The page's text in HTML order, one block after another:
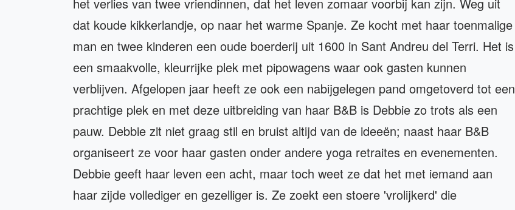
het verlies van twee vriendinnen, dat het leven zomaar voorbij kan zijn. Weg uit
dat koude kikkerlandje, op naar het warme Spanje. Ze kocht met haar toenmalige
man en twee kinderen een oude boerderij uit 1600 in Sant Andreu del Terri. Het is
een smaakvolle, kleurrijke plek met pipowagens waar ook gasten kunnen
verblijven. Afgelopen jaar heeft ze ook een nabijgelegen pand omgetoverd tot een
prachtige plek en met deze uitbreiding van haar B&B is Debbie zo trots als een
pauw. Debbie zit niet graag stil en bruist altijd van de ideeën; naast haar B&B
organiseert ze voor haar gasten onder andere yoga retraites en evenementen.
Debbie geeft haar leven een acht, maar toch weet ze dat het met iemand aan
haar zijde vollediger en gezelliger is. Ze zoekt een stoere 'vrolijkerd' die